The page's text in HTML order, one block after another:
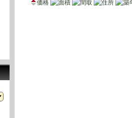
価格 面積 間取 住所 築